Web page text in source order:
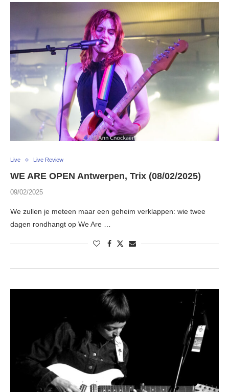
Live Live Review
WE ARE OPEN Antwerpen, Trix (08/02/2025)
09/02/2025
We zullen je meteen maar een geheim verklappen: wie twee
dagen rondhangt op We Are …